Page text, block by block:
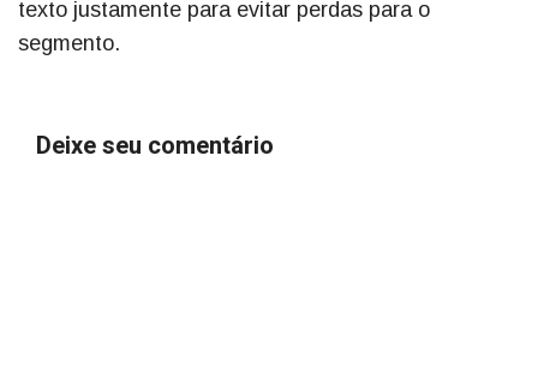
texto justamente para evitar perdas para o
segmento.
Deixe seu comentário